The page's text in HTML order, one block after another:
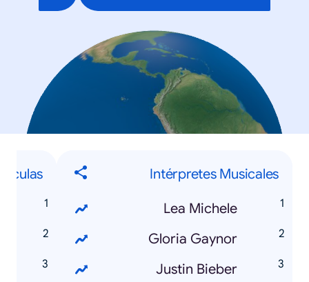
Intérpretes Musicales
Lea Michele
Gloria Gaynor
Justin Bieber